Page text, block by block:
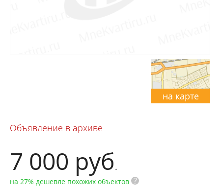
на карте
Объявление в архиве
7 000 руб.
на 27% дешевле похожих объектов ?